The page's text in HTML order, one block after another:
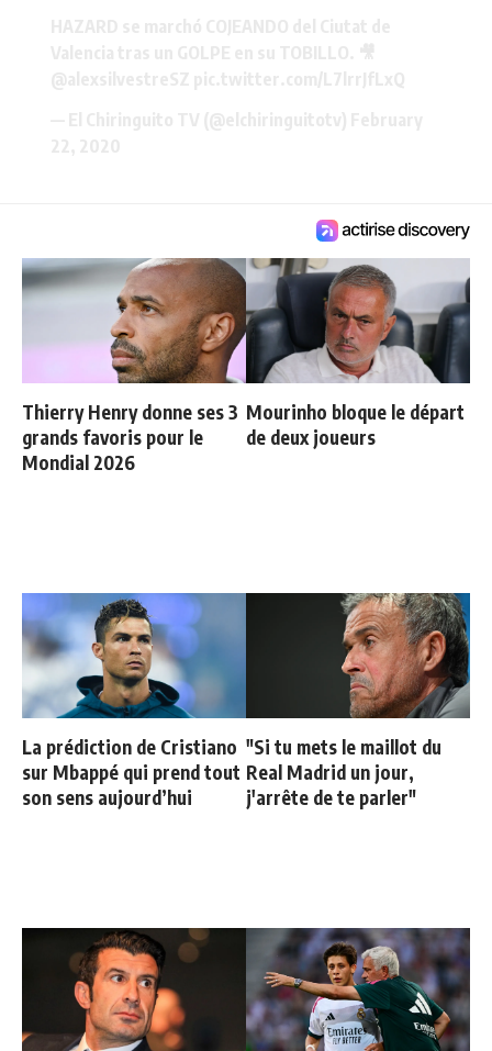
Thierry Henry donne ses 3
grands favoris pour le
Mondial 2026
Mourinho bloque le départ
de deux joueurs
La prédiction de Cristiano
sur Mbappé qui prend tout
son sens aujourd’hui
"Si tu mets le maillot du
Real Madrid un jour,
j'arrête de te parler"